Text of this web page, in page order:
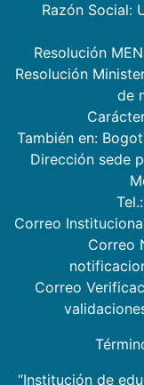
Razón Social:
Resolución
Resolución
de
También en:
Dirección sede
Correo
Correo
Correo
“Institución de